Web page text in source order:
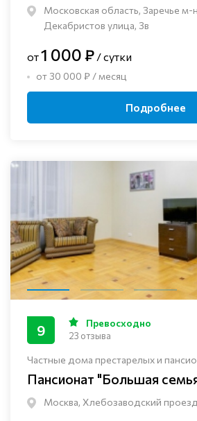
Московская область, Заречье м-
Декабристов улица, 3в
от1 000 ₽ / сутки
от 30 000 ₽ / месяц
Подробнее
Частные дома престарелых и
Пансионат "Большая
Москва, Хлебозаводский
9 Превосходно
23 отзыва